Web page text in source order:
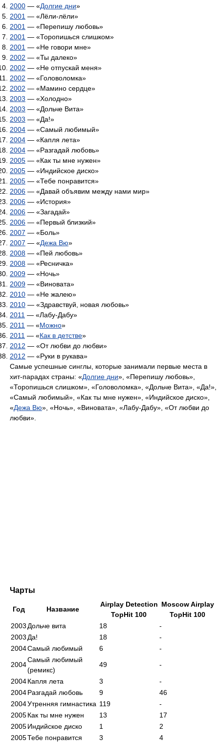
2000 — «Долгие дни»
2001 — «Лёли-лёли»
2001 — «Перепишу любовь»
2001 — «Торопишься слишком»
2001 — «Не говори мне»
2002 — «Ты далеко»
2002 — «Не отпускай меня»
2002 — «Головоломка»
2002 — «Мамино сердце»
2003 — «Холодно»
2003 — «Дольче Вита»
2003 — «Да!»
2004 — «Самый любимый»
2004 — «Капля лета»
2004 — «Разгадай любовь»
2005 — «Как ты мне нужен»
2005 — «Индийское диско»
2005 — «Тебе понравится»
2006 — «Давай объявим между нами мир»
2006 — «История»
2006 — «Загадай»
2006 — «Первый близкий»
2007 — «Боль»
2007 — «Дежа Вю»
2008 — «Пей любовь»
2008 — «Ресничка»
2009 — «Ночь»
2009 — «Виновата»
2010 — «Не жалею»
2010 — «Здравствуй, новая любовь»
2011 — «Лабу-Дабу»
2011 — «Можно»
2011 — «Как в детстве»
2012 — «От любви до любви»
2012 — «Руки в рукава»
Самые успешные синглы, которые занимали первые места в
хит-парадах страны: «Долгие дни», «Перепишу любовь»,
«Торопишься слишком», «Головоломка», «Дольче Вита», «Да!»,
«Самый любимый», «Как ты мне нужен», «Индийское диско»,
«Дежа Вю», «Ночь», «Виновата», «Лабу-Дабу», «От любви до
любви».
Чарты
Год Название
Airplay Detection
TopHit 100
Moscow Airplay
TopHit 100
2003 Дольче вита 18
-
2003 Да! 18
-
2004Самый любимый 6 -
2004
Самый любимый
(ремикс)
49 -
2004Капля лета 3
-
2004Разгадай любовь 9
46
2004Утренняя гимнастика 119
-
2005Как ты мне нужен 13
17
2005Индийское диско 1
2
2005Тебе понравится 3 4